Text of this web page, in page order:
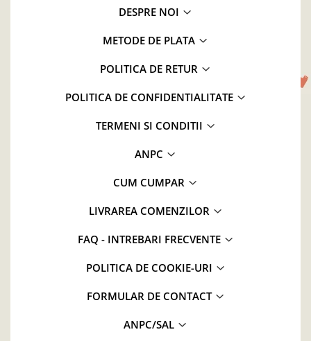
DESPRE NOI
METODE DE PLATA
POLITICA DE RETUR
POLITICA DE CONFIDENTIALITATE
TERMENI SI CONDITII
ANPC
CUM CUMPAR
LIVRAREA COMENZILOR
FAQ - INTREBARI FRECVENTE
POLITICA DE COOKIE-URI
FORMULAR DE CONTACT
ANPC/SAL